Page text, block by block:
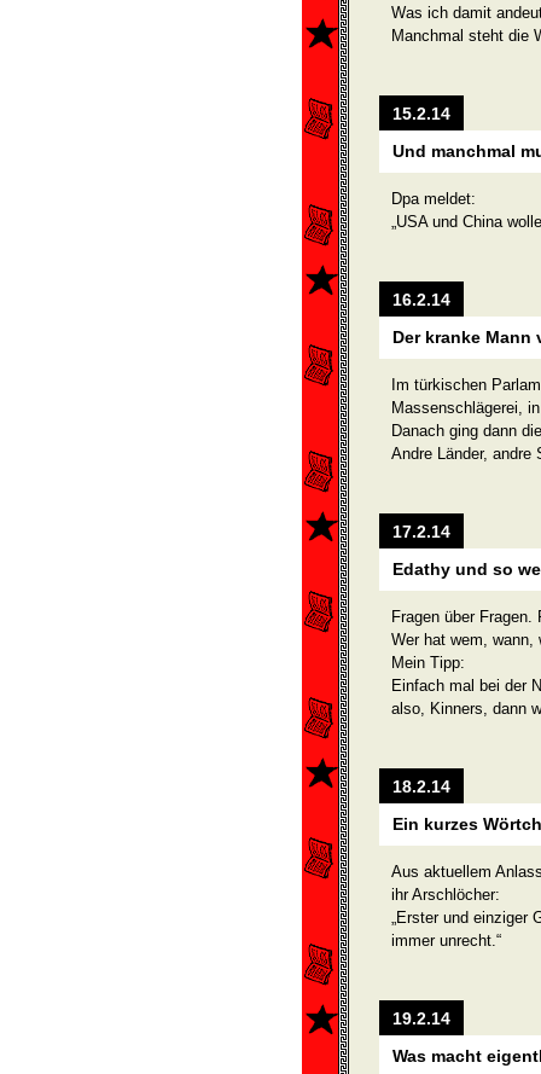
Was ich damit
Manchmal steht die
15.2.14
Und manchmal
Dpa meldet:
„USA und China
16.2.14
Der kranke Mann
Im türkischen
Massenschlägerei,
Danach ging dann
Andre Länder, andre
17.2.14
Edathy und so
Fragen über Fragen.
Wer hat wem, wann,
Mein Tipp:
Einfach mal bei der
also, Kinners, dann
18.2.14
Ein kurzes
Aus aktuellem
ihr Arschlöcher:
„Erster und einziger
immer unrecht.“
19.2.14
Was macht